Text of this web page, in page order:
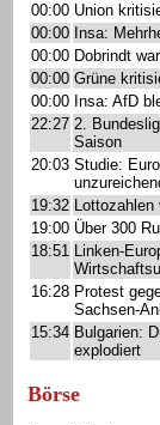
00:00 Union
00:00 Insa:
00:00 Dobrindt
00:00 Grüne
00:00 Insa: AfD
22:27 2.
Saison
20:03 Studie:
19:32
19:00 Über 300
18:51 Linken-
16:28 Protest
Sachsen-
15:34 Bulgarien:
explodiert
Börse